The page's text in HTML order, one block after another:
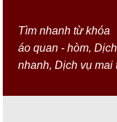
Tìm nhanh từ khóa
áo quan - hòm,
nhanh,Dịch vụ mai